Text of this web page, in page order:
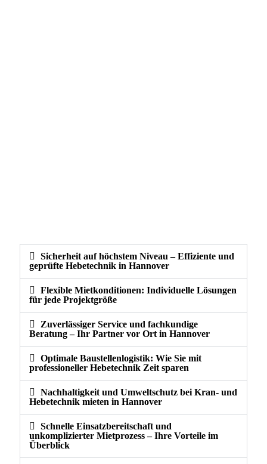
Sicherheit auf höchstem Niveau – Effiziente und
geprüfte Hebetechnik in Hannover
Flexible Mietkonditionen: Individuelle Lösungen
für jede Projektgröße
Zuverlässiger Service und fachkundige
Beratung – Ihr Partner vor Ort in Hannover
Optimale Baustellenlogistik: Wie Sie mit
professioneller Hebetechnik Zeit sparen
Nachhaltigkeit und Umweltschutz bei Kran- und
Hebetechnik mieten in Hannover
Schnelle Einsatzbereitschaft und
unkomplizierter Mietprozess – Ihre Vorteile im
Überblick